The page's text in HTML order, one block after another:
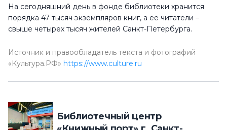
На сегодняшний день в фонде библиотеки хранится
порядка 47 тысяч экземпляров книг, а ее читатели –
свыше четырех тысяч жителей Санкт-Петербурга.
Источник и правообладатель текста и фотографий
«Культура.РФ» https://www.culture.ru
Библиотечный центр